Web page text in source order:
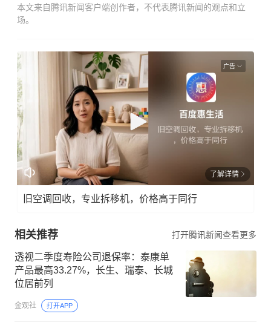
本文来自腾讯新闻客户端创作者，不代表腾讯新闻的观点和立
场。
广告
了解详情
旧空调回收，专业拆移机，价格高于同行
相关推荐 打开腾讯新闻查看更多
透视二季度寿险公司退保率：泰康单
产品最高33.27%，长生、瑞泰、长城
位居前列
金观社 打开APP